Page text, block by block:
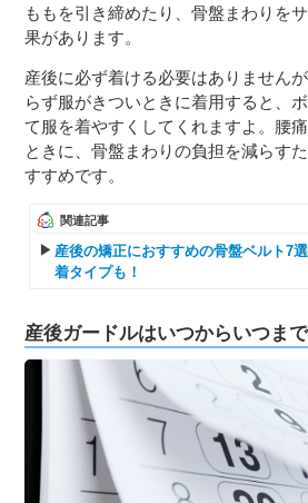
ももを引き締めたり、骨盤まわりを
果があります。
産後に必ず着ける必要はありません
らず服がきついときに着用すると、
て服を着やすくしてくれますよ。腰
ときに、骨盤まわりの負担を減らす
すすめです。
関連記事
産後の矯正におすすめの骨盤ベルト7
着タイプも！
産後ガードルはいつからいつま